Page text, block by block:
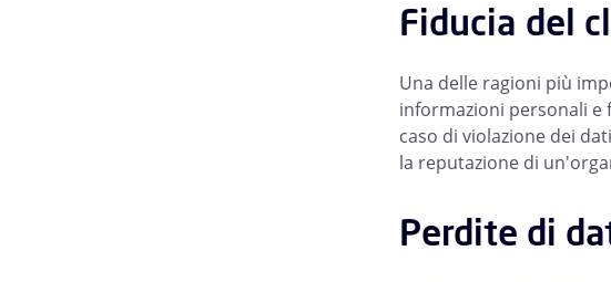
Fiducia del
Una delle ragioni più
informazioni personali e
caso di violazione dei
la reputazione di
Perdite di